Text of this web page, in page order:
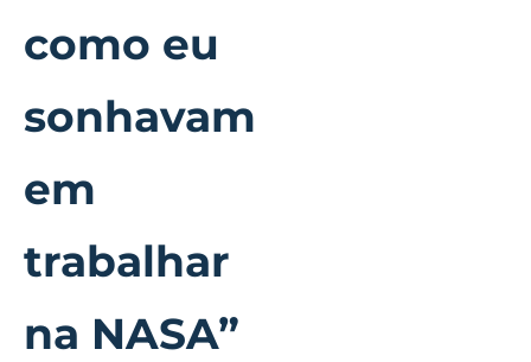
como eu
sonhavam
em
trabalhar
na NASA”